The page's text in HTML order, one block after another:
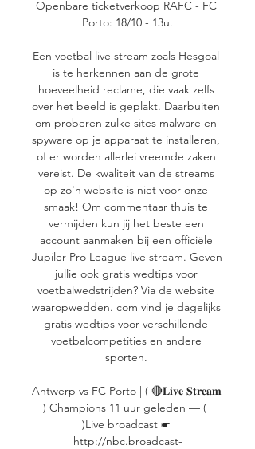
Openbare ticketverkoop RAFC - FC
Porto: 18/10 - 13u.
Een voetbal live stream zoals Hesgoal
is te herkennen aan de grote
hoeveelheid reclame, die vaak zelfs
over het beeld is geplakt. Daarbuiten
om proberen zulke sites malware en
spyware op je apparaat te installeren,
of er worden allerlei vreemde zaken
vereist. De kwaliteit van de streams
op zo'n website is niet voor onze
smaak! Om commentaar thuis te
vermijden kun jij het beste een
account aanmaken bij een officiële
Jupiler Pro League live stream. Geven
jullie ook gratis wedtips voor
voetbalwedstrijden? Via de website
waaropwedden. com vind je dagelijks
gratis wedtips voor verschillende
voetbalcompetities en andere
sporten.
Antwerp vs FC Porto | ( 🔴𝐋𝐢𝐯𝐞 𝐒𝐭𝐫𝐞𝐚𝐦
) Champions 11 uur geleden — (
)Live broadcast ☛
http://nbc.broadcast-